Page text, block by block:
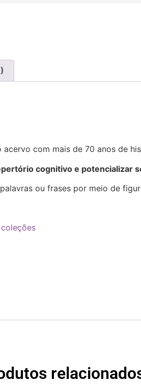
com mais de 70 anos de
cognitivo e potencializar
ou frases por meio de